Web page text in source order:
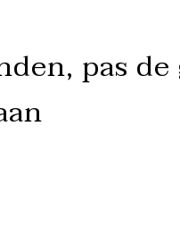
pas